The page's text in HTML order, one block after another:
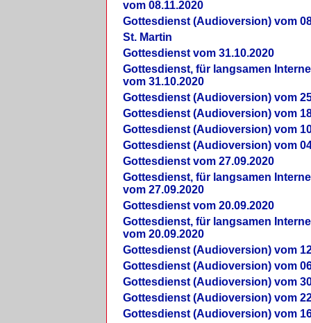
vom 08.11.2020
Gottesdienst (Audioversion) vom
St. Martin
Gottesdienst vom 31.10.2020
Gottesdienst, für langsamen
vom 31.10.2020
Gottesdienst (Audioversion) vom
Gottesdienst (Audioversion) vom
Gottesdienst (Audioversion) vom
Gottesdienst (Audioversion) vom
Gottesdienst vom 27.09.2020
Gottesdienst, für langsamen
vom 27.09.2020
Gottesdienst vom 20.09.2020
Gottesdienst, für langsamen
vom 20.09.2020
Gottesdienst (Audioversion) vom
Gottesdienst (Audioversion) vom
Gottesdienst (Audioversion) vom
Gottesdienst (Audioversion) vom
Gottesdienst (Audioversion) vom